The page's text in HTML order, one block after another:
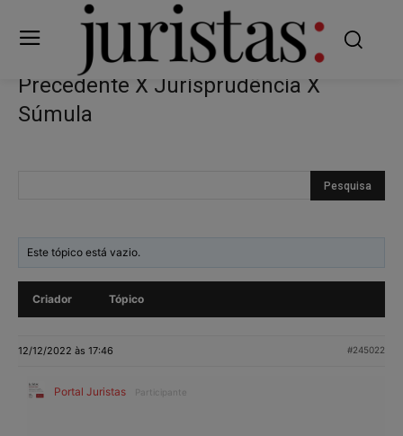
Precedente X Jurisprudência X
Súmula
Este tópico está vazio.
Criador Tópico
12/12/2022 às 17:46 #245022
Portal Juristas Participante